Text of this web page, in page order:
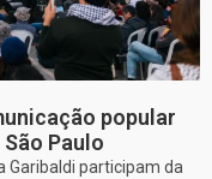
popular
Paulo
Garibaldi participam da